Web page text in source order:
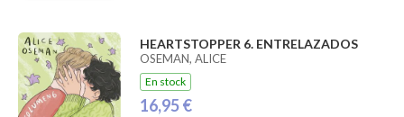
HEARTSTOPPER 6. ENTRELAZADOS
OSEMAN, ALICE
En stock
16,95 €